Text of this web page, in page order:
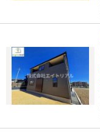
イ
ペ
ー
ジ
存